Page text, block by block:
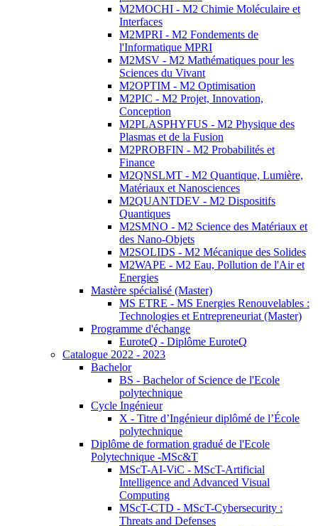
M2MOCHI - M2 Chimie Moléculaire et
Interfaces
M2MPRI - M2 Fondements de
l'Informatique MPRI
M2MSV - M2 Mathématiques pour les
Sciences du Vivant
M2OPTIM - M2 Optimisation
M2PIC - M2 Projet, Innovation,
Conception
M2PLASPHYFUS - M2 Physique des
Plasmas et de la Fusion
M2PROBFIN - M2 Probabilités et
Finance
M2QNSLMT - M2 Quantique, Lumière,
Matériaux et Nanosciences
M2QUANTDEV - M2 Dispositifs
Quantiques
M2SMNO - M2 Science des Matériaux et
des Nano-Objets
M2SOLIDS - M2 Mécanique des Solides
M2WAPE - M2 Eau, Pollution de l'Air et
Energies
Mastère spécialisé (Master)
MS ETRE - MS Energies Renouvelables :
Technologies et Entrepreneuriat (Master)
Programme d'échange
EuroteQ - Diplôme EuroteQ
Catalogue 2022 - 2023
Bachelor
BS - Bachelor of Science de l'Ecole
polytechnique
Cycle Ingénieur
X - Titre d’Ingénieur diplômé de l’École
polytechnique
Diplôme de formation gradué de l'Ecole
Polytechnique -MSc&T
MScT-AI-ViC - MScT-Artificial
Intelligence and Advanced Visual
Computing
MScT-CTD - MScT-Cybersecurity :
Threats and Defenses